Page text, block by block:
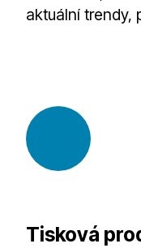
aktuální trendy,
Tisková